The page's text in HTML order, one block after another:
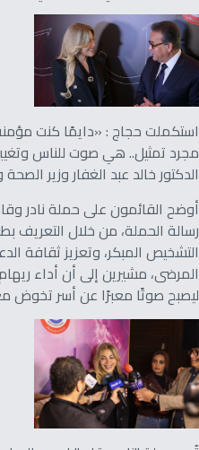
استكملت حجاج : «دايمًا كنت
مجرد تمثيل.. هي صوت للناس
الدكتور خالد عبد الغفار وزير
أوضح القائمون على حملة نادر
رسالة الحملة، من خلال التعريف
التشخيص المبكر، وتعزيز ثقافة
المرضى، مشيرين إلى أن أداء
ليصبح صوتًا معبرًا عن أسر تخوض